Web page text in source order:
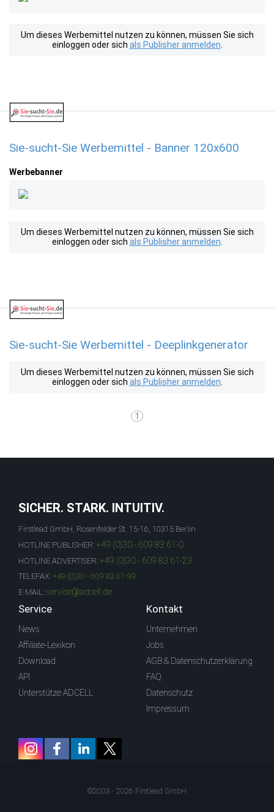
Um dieses Werbemittel nutzen zu können, müssen Sie sich
einloggen oder sich als Publisher anmelden
Sie-sucht-Sie Werbemittel - Banner 120x600
Werbebanner
Um dieses Werbemittel nutzen zu können, müssen Sie sich
einloggen oder sich als Publisher anmelden
Sie-sucht-Sie Werbemittel - Deeplinkgenerator
Um dieses Werbemittel nutzen zu können, müssen Sie sich
einloggen oder sich als Publisher anmelden
1
SICHER. STARK. INTUITIV.
Firstlead GmbH, Rosenfelder St. 15-16, 10315 Berlin
HOTLINE PUBLISHER: +49 (0)30 - 609 83 61-0
HOTLINE ADVERTISER: +49 (0)30 - 609 83 61-23
TELEFAX: +49 (0)30 - 609 83 61-99
E-MAIL: service@adcell.de
Service
News
Affiliate-Lexikon
Download
API
Unterstütze ADCELL
Kontakt
Unternehmen
Jobs
AGB & Datenschutzerklärung
FAQ
Datenschutz
Impressum
©2003 - 2026 Firstlead GmbH